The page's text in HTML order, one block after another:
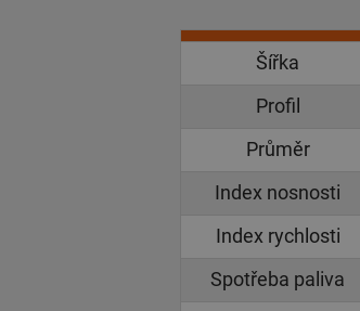
Šířka
Profil
Průměr
Index nosnosti
Index rychlosti
Spotřeba paliva